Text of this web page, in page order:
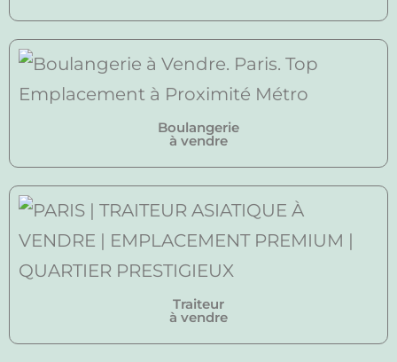
Boulangerie
à vendre
Traiteur
à vendre